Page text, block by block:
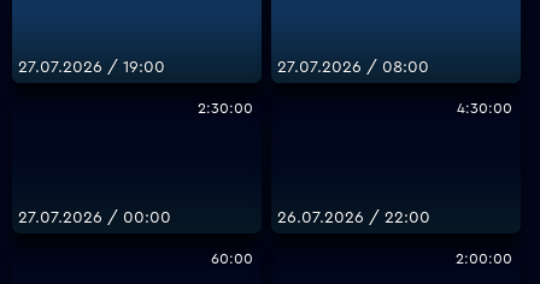
27.07.2026 / 19:00 27.07.2026 / 08:00
2:30:00
27.07.2026 / 00:00
4:30:00
26.07.2026 / 22:00
60:00 2:00:00